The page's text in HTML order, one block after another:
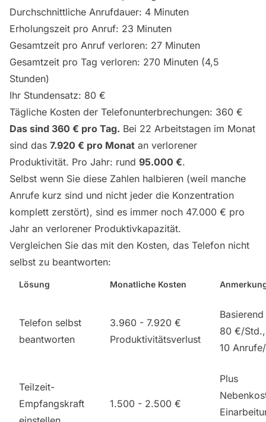
Durchschnittliche Anrufdauer: 4 Minuten
Erholungszeit pro Anruf: 23 Minuten
Gesamtzeit pro Anruf verloren: 27 Minuten
Gesamtzeit pro Tag verloren: 270 Minuten (4,5
Stunden)
Ihr Stundensatz: 80 €
Tägliche Kosten der Telefonunterbrechungen: 360 €
Das sind 360 € pro Tag. Bei 22 Arbeitstagen im Monat
sind das 7.920 € pro Monat an verlorener
Produktivität. Pro Jahr: rund 95.000 €.
Selbst wenn Sie diese Zahlen halbieren (weil manche
Anrufe kurz sind und nicht jeder die Konzentration
komplett zerstört), sind es immer noch 47.000 € pro
Jahr an verlorener Produktivkapazität.
Vergleichen Sie das mit den Kosten, das Telefon nicht
selbst zu beantworten:
Lösung Monatliche Kosten
Telefon selbst
beantworten
3.960 - 7.920 €
Produktivitätsverlust
80 €/
10
Teilzeit-
Empfangskraft
1.500 - 2.500 €
Plus